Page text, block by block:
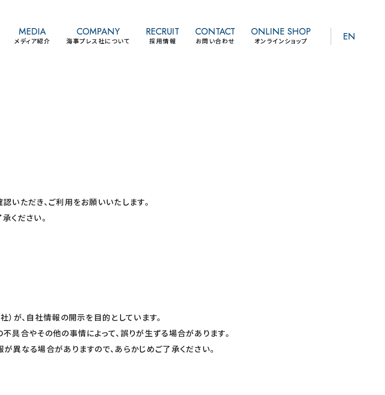
MEDIA
メディア紹介
COMPANY
海事プレス社について
RECRUIT
採用情報
CONTACT
お問い合わせ
ONLINE SHOP
オンラインショップ EN
いただき、ご利用をお願いいたします。
ください。
が、自社情報の開示を目的としています。
具合やその他の事情によって、誤りが生ずる場合があります。
異なる場合がありますので、あらかじめご了承ください。